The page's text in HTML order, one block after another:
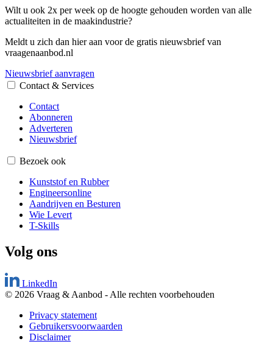
Wilt u ook 2x per week op de hoogte gehouden worden van alle
actualiteiten in de maakindustrie?
Meldt u zich dan hier aan voor de gratis nieuwsbrief van
vraagenaanbod.nl
Nieuwsbrief aanvragen
Contact & Services
Contact
Abonneren
Adverteren
Nieuwsbrief
Bezoek ook
Kunststof en Rubber
Engineersonline
Aandrijven en Besturen
Wie Levert
T-Skills
Volg ons
LinkedIn
© 2026 Vraag & Aanbod - Alle rechten voorbehouden
Privacy statement
Gebruikersvoorwaarden
Disclaimer